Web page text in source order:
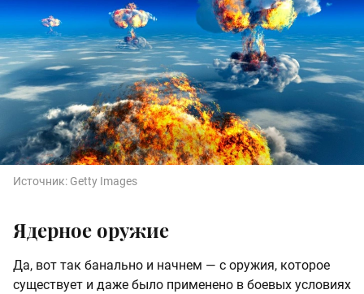
Источник: Getty Images
Ядерное оружие
Да, вот так банально и начнем — с оружия, которое
существует и даже было применено в боевых условиях